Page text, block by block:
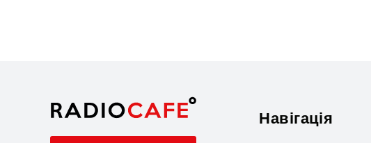
Навігація